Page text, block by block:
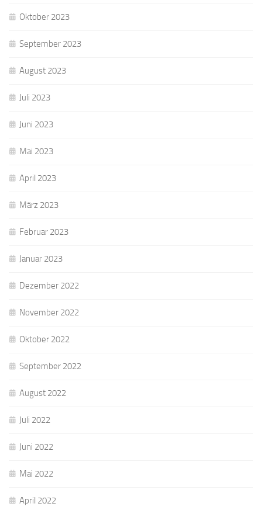
Oktober 2023
September 2023
August 2023
Juli 2023
Juni 2023
Mai 2023
April 2023
März 2023
Februar 2023
Januar 2023
Dezember 2022
November 2022
Oktober 2022
September 2022
August 2022
Juli 2022
Juni 2022
Mai 2022
April 2022